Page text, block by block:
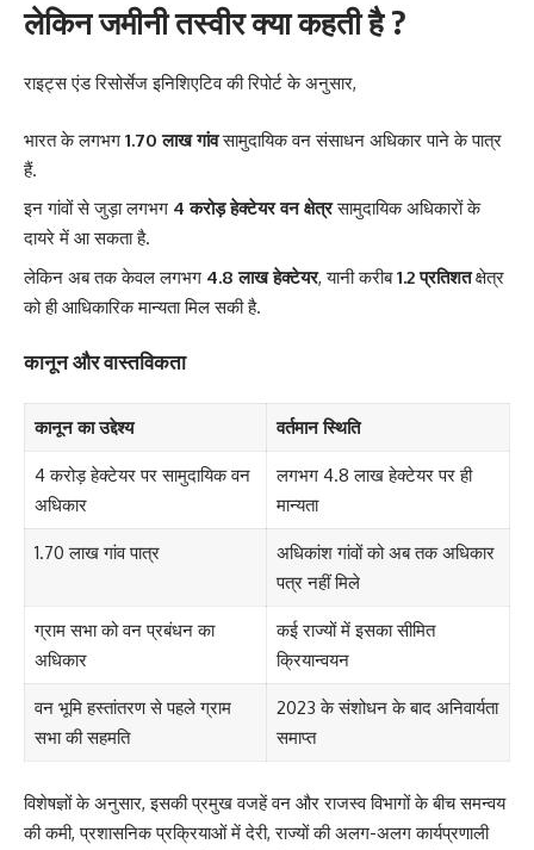
लेकिन जमीनी तस्वीर क्या कहती है ?
राइट्स एंड रिसोर्सेज इनिशिएटिव की रिपोर्ट के अनुसार,
भारत के लगभग 1.70 लाख गांवसामुदायिक वन संसाधन अधिकार पाने के पात्र
हैं.
इन गांवों से जुड़ा लगभग 4 करोड़ हेक्टेयर वन क्षेत्रसामुदायिक अधिकारों के
दायरे में आ सकता है.
लेकिन अब तक केवल लगभग 4.8 लाख हेक्टेयर, यानी करीब1.2 प्रतिशतक्षेत्र
को ही आधिकारिक मान्यता मिल सकी है.
कानून और वास्तविकता
कानून का उद्देश्य वर्तमान स्थिति
4 करोड़ हेक्टेयर पर सामुदायिक वन
अधिकार
लगभग 4.8 लाख हेक्टेयर पर ही
मान्यता
1.70 लाख गांव पात्र
अधिकांश गांवों को अब तक अधिकार
पत्र नहीं मिले
ग्राम सभा को वन प्रबंधन का
अधिकार
कई राज्यों में इसका सीमित
क्रियान्वयन
वन भूमि हस्तांतरण से पहले ग्राम
सभा की सहमति
2023 के संशोधन के बाद अनिवार्यता
समाप्त
विशेषज्ञों के अनुसार, इसकी प्रमुख वजहें वन और राजस्व विभागों के बीच समन्वय
की कमी, प्रशासनिक प्रक्रियाओं में देरी, राज्यों की अलग-अलग कार्यप्रणाली